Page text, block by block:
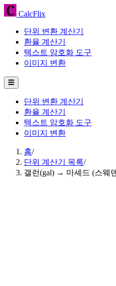
CalcFlix
단위 변환 계산기
환율 계산기
텍스트 암호화 도구
이미지 변환
☰
단위 변환 계산기
환율 계산기
텍스트 암호화 도구
이미지 변환
홈/
단위 계산기 목록/
갤런(gal) → 마셰드 (스웨